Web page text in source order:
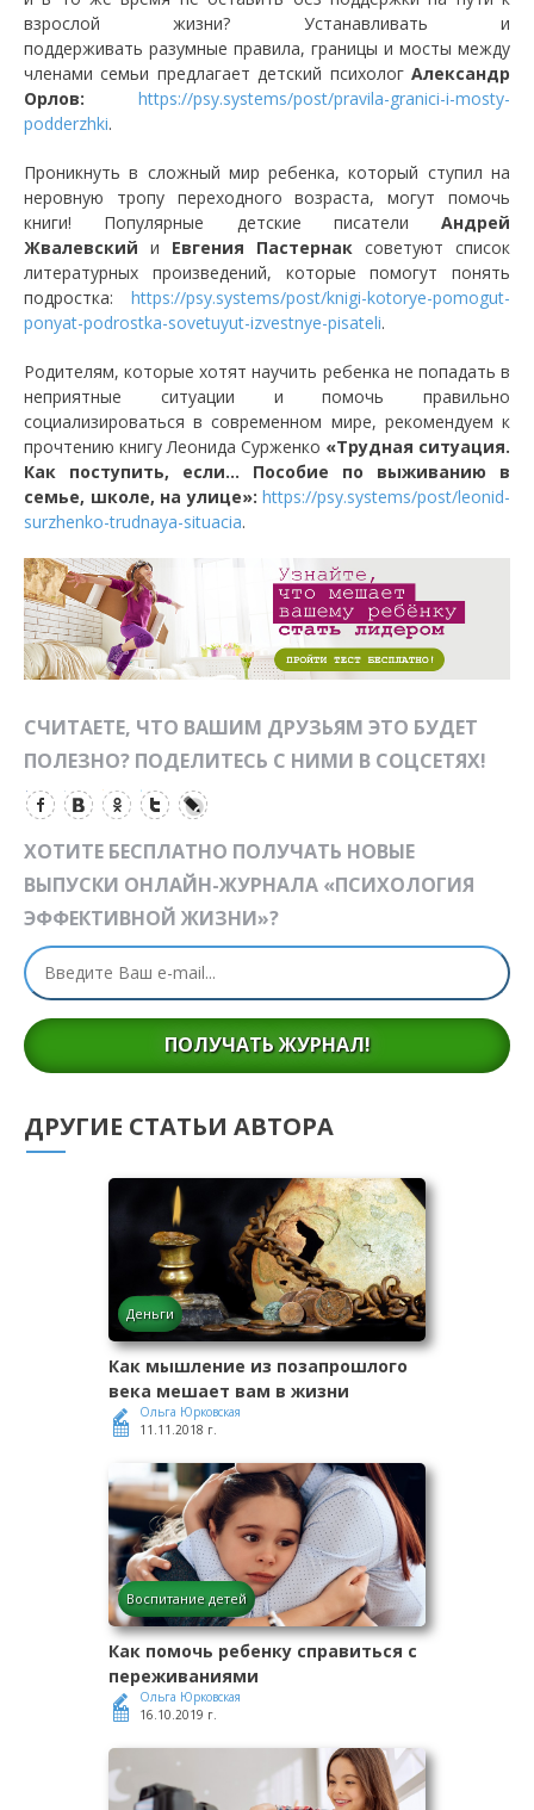
взрослой жизни? Устанавливать и
поддерживать разумные правила, границы и мосты между
членами семьи предлагает детский психолог Александр
Орлов:
https://psy.systems/post/pravila-granici-i-mosty-
podderzhki.
Проникнуть в сложный мир ребенка, который ступил на
неровную тропу переходного возраста, могут помочь
книги! Популярные детские писатели Андрей
Жвалевский и Евгения Пастернак советуют список
литературных произведений, которые помогут понять
подростка: https://psy.systems/post/knigi-kotorye-pomogut-
ponyat-podrostka-sovetuyut-izvestnye-pisateli.
Родителям, которые хотят научить ребенка не попадать в
неприятные ситуации и помочь правильно
социализироваться в современном мире, рекомендуем к
прочтению книгу Леонида Сурженко «Трудная ситуация.
Как поступить, если... Пособие по выживанию в
семье, школе, на улице»: https://psy.systems/post/leonid-
surzhenko-trudnaya-situacia.
СЧИТАЕТЕ, ЧТО ВАШИМ ДРУЗЬЯМ ЭТО БУДЕТ
ПОЛЕЗНО? ПОДЕЛИТЕСЬ С НИМИ В СОЦСЕТЯХ!
ХОТИТЕ БЕСПЛАТНО ПОЛУЧАТЬ НОВЫЕ
ВЫПУСКИ ОНЛАЙН-ЖУРНАЛА «ПСИХОЛОГИЯ
ЭФФЕКТИВНОЙ ЖИЗНИ»?
ПОЛУЧАТЬ ЖУРНАЛ!
ДРУГИЕ СТАТЬИ АВТОРА
Деньги
Как мышление из позапрошлого
века мешает вам в жизни
Ольга Юрковская
11.11.2018 г.
Воспитание детей
Как помочь ребенку справиться с
переживаниями
Ольга Юрковская
16.10.2019 г.